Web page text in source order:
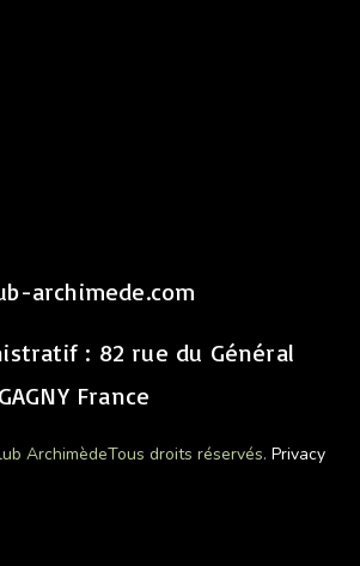
archimede.com
: 82 rue du Général
France
ArchimèdeTous droits réservés. Privacy